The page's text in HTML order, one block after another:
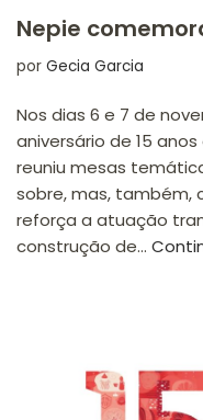
Nepie
por Gecia Garcia
Nos dias 6 e 7 de
aniversário de 15
reuniu mesas
sobre, mas, também,
reforça a atuação
construção de…